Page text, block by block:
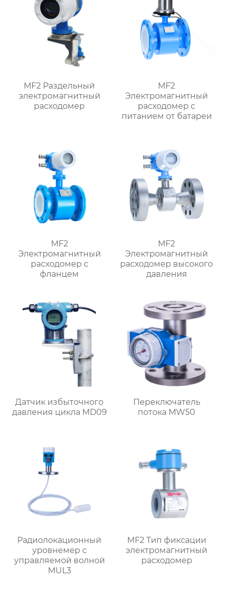
MF2 Раздельный
электромагнитный
расходомер
MF2
Электромагнитный
расходомер с
питанием от батареи
MF2
Электромагнитный
расходомер с
фланцем
MF2
Электромагнитный
расходомер высокого
давления
Датчик избыточного
давления цикла MD09
Переключатель
потока MW50
Радиолокационный
уровнемер с
управляемой волной
MUL3
MF2 Тип фиксации
электромагнитный
расходомер